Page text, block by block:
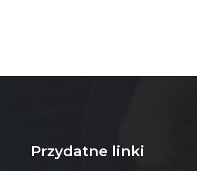
Przydatne linki